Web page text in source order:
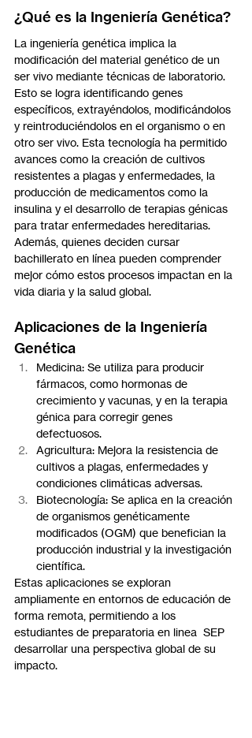
¿Qué es la Ingeniería Genética?
La ingeniería genética implica la
modificación del material genético de un
ser vivo mediante técnicas de laboratorio.
Esto se logra identificando genes
específicos, extrayéndolos, modificándolos
y reintroduciéndolos en el organismo o en
otro ser vivo. Esta tecnología ha permitido
avances como la creación de cultivos
resistentes a plagas y enfermedades, la
producción de medicamentos como la
insulina y el desarrollo de terapias génicas
para tratar enfermedades hereditarias.
Además, quienes deciden cursar
bachillerato en línea pueden comprender
mejor cómo estos procesos impactan en la
vida diaria y la salud global.
Aplicaciones de la Ingeniería
Genética
Medicina: Se utiliza para producir
fármacos, como hormonas de
crecimiento y vacunas, y en la terapia
génica para corregir genes
defectuosos.
Agricultura: Mejora la resistencia de
cultivos a plagas, enfermedades y
condiciones climáticas adversas.
Biotecnología: Se aplica en la creación
de organismos genéticamente
modificados (OGM) que benefician la
producción industrial y la investigación
científica.
Estas aplicaciones se exploran
ampliamente en entornos de educación de
forma remota, permitiendo a los
estudiantes de preparatoria en linea  SEP
desarrollar una perspectiva global de su
impacto.